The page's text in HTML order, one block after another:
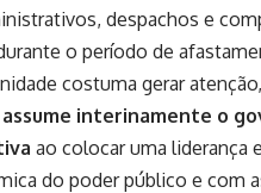
despachos e
o período de
costuma gerar
assume interinamente o
ao colocar uma liderança
do poder público e com